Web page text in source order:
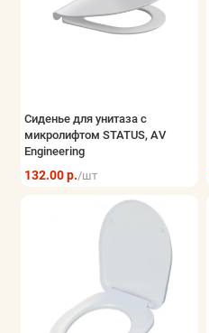
Сиденье для унитаза с
микролифтом STATUS, AV
Engineering
132.00 р./шт